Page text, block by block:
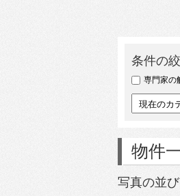
条件の
専門家の
物件
写真の並